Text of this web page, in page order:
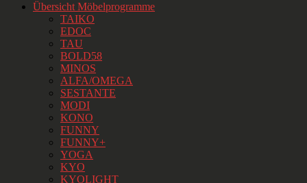
Übersicht Möbelprogramme
TAIKO
EDOC
TAU
BOLD58
MINOS
ALFA/OMEGA
SESTANTE
MODI
KONO
FUNNY
FUNNY+
YOGA
KYO
KYOLIGHT